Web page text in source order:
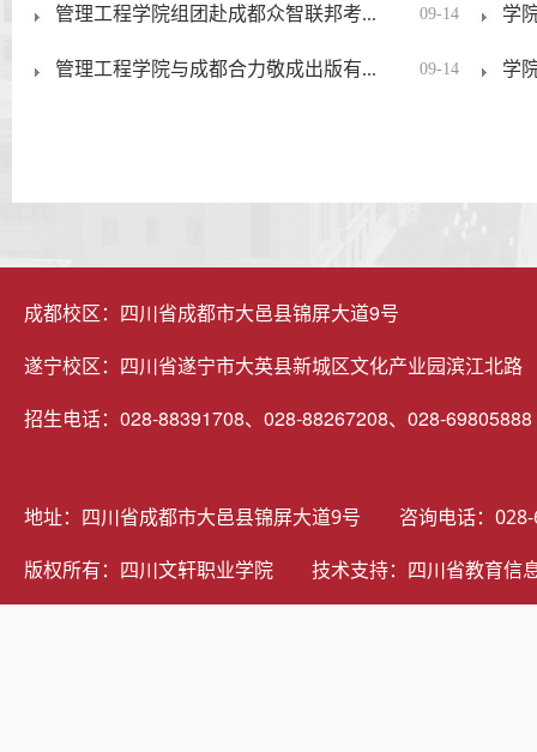
管理工程学院组团赴成都众智联邦考... 09-14 学
管理工程学院与成都合力敬成出版有... 09-14 学
成都校区：四川省成都市大邑县锦屏大道9号
遂宁校区：四川省遂宁市大英县新城区文化产业园滨江北路
招生电话：028-88391708、028-88267208、028-69805888
地址：四川省成都市大邑县锦屏大道9号 咨询电话
版权所有：四川文轩职业学院 技术支持： 四川省教育信